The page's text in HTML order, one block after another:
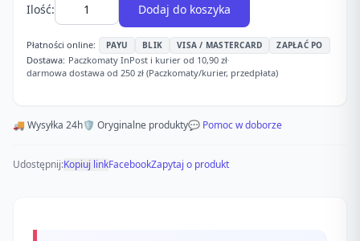
Ilość: Dodaj do koszyka
Płatności online: PAYU BLIK VISA / MASTERCARD ZAPŁAĆ PO
Dostawa: Paczkomaty InPost i kurier od 10,90 zł·
darmowa dostawa od 250 zł (Paczkomaty/kurier, przedpłata)
🚚 Wysyłka 24h🛡️ Oryginalne produkty💬 Pomoc w doborze
Udostępnij:Kopiuj linkFacebookZapytaj o produkt